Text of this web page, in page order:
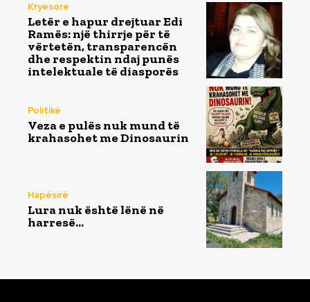
Kryesore
Letër e hapur drejtuar Edi
Ramës: një thirrje për të
vërtetën, transparencën
dhe respektin ndaj punës
intelektuale të diasporës
Politikë
Veza e pulës nuk mund të
krahasohet me Dinosaurin
Hapësirë
Lura nuk është lënë në
harresë…